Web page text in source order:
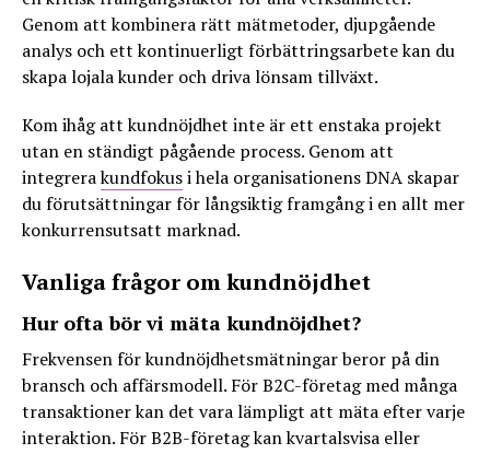
Genom att kombinera rätt mätmetoder, djupgående
analys och ett kontinuerligt förbättringsarbete kan du
skapa lojala kunder och driva lönsam tillväxt.
Kom ihåg att kundnöjdhet inte är ett enstaka projekt
utan en ständigt pågående process. Genom att
integrerakundfokusi hela organisationens DNA skapar
du förutsättningar för långsiktig framgång i en allt mer
konkurrensutsatt marknad.
Vanliga frågor om kundnöjdhet
Hur ofta bör vi mäta kundnöjdhet?
Frekvensen för kundnöjdhetsmätningar beror på din
bransch och affärsmodell. För B2C-företag med många
transaktioner kan det vara lämpligt att mäta efter varje
interaktion. För B2B-företag kan kvartalsvisa eller